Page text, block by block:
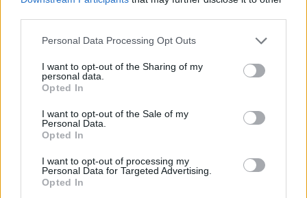
Personal Data Processing Opt Outs
I want to opt-out of the Sharing of my
personal data.
Opted In
I want to opt-out of the Sale of my
Personal Data.
Opted In
I want to opt-out of processing my
Personal Data for Targeted Advertising.
Opted In
fosfora, magnezija, natrija; vitamina C, B2, B5, K. Sadrži
sekretin koji je najbolji stimulans želučanih žlijezda,
crijeva, jetre, gušterače i žučne kesice. Bogatstvo željezom
time i za dobru opskrbu kisikom. Kopriva jača organizam i
čisti krv. Sadrži kvercetin snažni antioksidans i
antihistaminik koji smanjuje jake upale. Upravo sama
kopriva lijek je za kožnu bolest koprivnjaču (urtikariju) i za